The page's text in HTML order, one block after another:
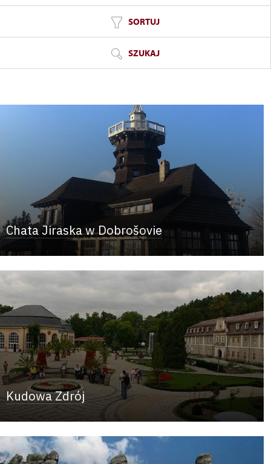
SORTUJ
SZUKAJ
Chata Jiraska w Dobrošovie
Kudowa Zdrój